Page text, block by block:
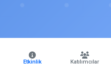
Etkinlik Katılımcılar